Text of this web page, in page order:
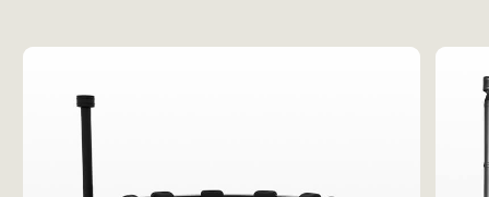
транспортировки, хранения и
меры предосторожности.
Комплект
инструментов